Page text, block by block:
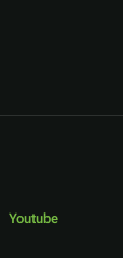
Youtube